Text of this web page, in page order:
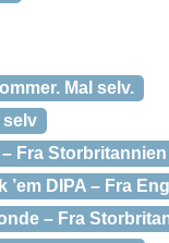
Mal selv.
selv
Fra Storbritannien
’em DIPA – Fra
– Fra